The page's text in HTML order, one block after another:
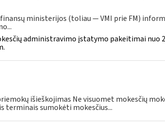
ministerijos (toliau — VMI prie FM)
administravimo įstatymo pakeitimai nuo
išieškojimas Ne visuomet mokesčių
sumokėti mokesčius...